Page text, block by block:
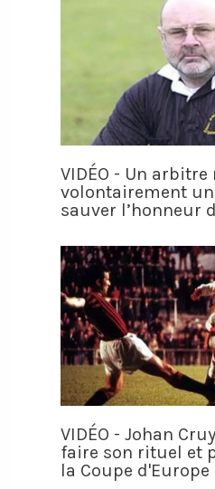
VIDÉO - Un
volontairement
sauver l’honneur
VIDÉO - Johan
faire son rituel et
la Coupe d'Europe